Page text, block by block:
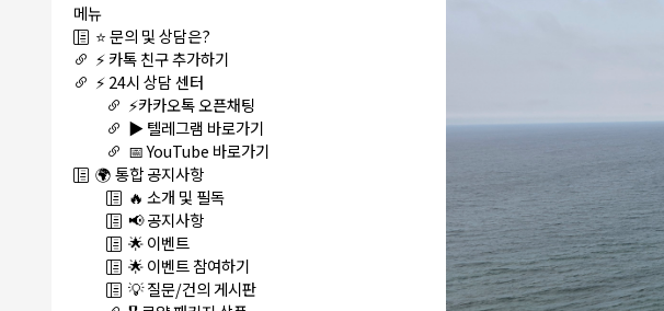
메뉴
⭐ 문의 및 상담은?
⚡ 카톡 친구 추가하기
⚡ 24시 상담 센터
⚡카카오톡 오픈채팅
▶️ 텔레그램 바로가기
📅 YouTube 바로가기
🌍 통합 공지사항
🔥 소개 및 필독
📢 공지사항
🌟 이벤트
🌟 이벤트 참여하기
💡 질문/건의 게시판